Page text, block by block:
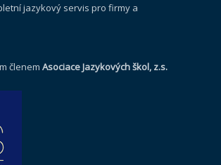
jazykový servis pro firmy a
členem Asociace Jazykových škol, z.s.